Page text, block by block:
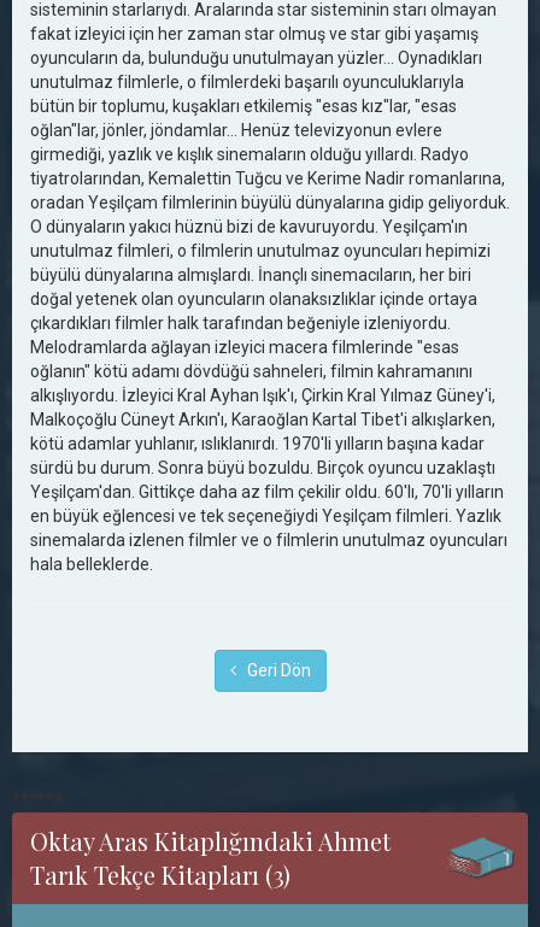
sisteminin starlarıydı. Aralarında star sisteminin starı olmayan
fakat izleyici için her zaman star olmuş ve star gibi yaşamış
oyuncuların da, bulunduğu unutulmayan yüzler... Oynadıkları
unutulmaz filmlerle, o filmlerdeki başarılı oyunculuklarıyla
bütün bir toplumu, kuşakları etkilemiş "esas kız"lar, "esas
oğlan"lar, jönler, jöndamlar... Henüz televizyonun evlere
girmediği, yazlık ve kışlık sinemaların olduğu yıllardı. Radyo
tiyatrolarından, Kemalettin Tuğcu ve Kerime Nadir romanlarına,
oradan Yeşilçam filmlerinin büyülü dünyalarına gidip geliyorduk.
O dünyaların yakıcı hüznü bizi de kavuruyordu. Yeşilçam'ın
unutulmaz filmleri, o filmlerin unutulmaz oyuncuları hepimizi
büyülü dünyalarına almışlardı. İnançlı sinemacıların, her biri
doğal yetenek olan oyuncuların olanaksızlıklar içinde ortaya
çıkardıkları filmler halk tarafından beğeniyle izleniyordu.
Melodramlarda ağlayan izleyici macera filmlerinde "esas
oğlanın" kötü adamı dövdüğü sahneleri, filmin kahramanını
alkışlıyordu. İzleyici Kral Ayhan Işık'ı, Çirkin Kral Yılmaz Güney'i,
Malkoçoğlu Cüneyt Arkın'ı, Karaoğlan Kartal Tibet'i alkışlarken,
kötü adamlar yuhlanır, ıslıklanırdı. 1970'li yılların başına kadar
sürdü bu durum. Sonra büyü bozuldu. Birçok oyuncu uzaklaştı
Yeşilçam'dan. Gittikçe daha az film çekilir oldu. 60'lı, 70'li yılların
en büyük eğlencesi ve tek seçeneğiydi Yeşilçam filmleri. Yazlık
sinemalarda izlenen filmler ve o filmlerin unutulmaz oyuncuları
hala belleklerde.
Geri Dön
Oktay Aras Kitaplığındaki Ahmet
Tarık Tekçe Kitapları (3)